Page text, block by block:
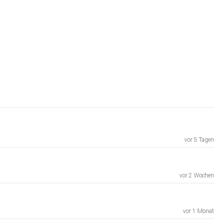
vor 5 Tagen
vor 2 Wochen
vor 1 Monat